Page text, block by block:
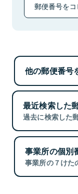
郵便番号を
他の郵便番号
最近検索した
過去に検索した
事業所の個別
事業所の７けた